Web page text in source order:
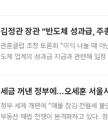
김정관 장관 “반도체 성과급,
관훈클럽 초청 토론회 “이익 나눌 때
도체 업계의 성과급 지급과 관련해 일
세금 꺼낸 정부에…오세훈 서울
정부 세제 개편에 “매물 잠김·전월세
부동산 해법 전쟁이 본격화하고 있다.